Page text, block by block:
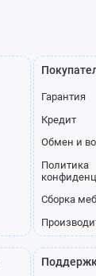
Гарантия
Кредит
Обмен и
Политика
Сборка